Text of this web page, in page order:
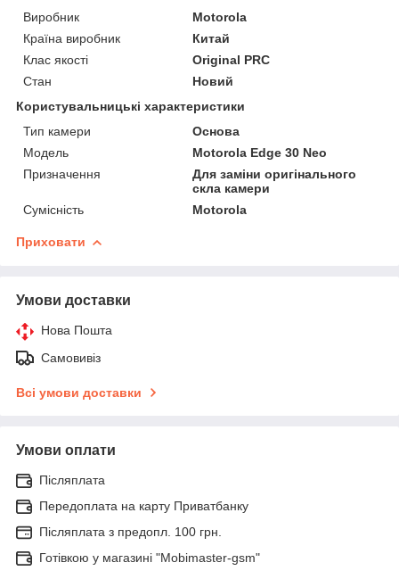
Виробник
Motorola
Країна виробник
Китай
Клас якості
Original PRC
Стан
Новий
Користувальницькі характеристики
Тип камери
Основа
Мoдель
Motorola Edge 30 Neo
Призначення
Для заміни оригінального
скла камери
Сумісність
Motorola
Приховати
Умови доставки
Нова Пошта
Самовивіз
Всі умови доставки
Умови оплати
Післяплата
Передоплата на карту Приватбанку
Післяплата з предопл. 100 грн.
Готівкою у магазині "Mobimaster-gsm"